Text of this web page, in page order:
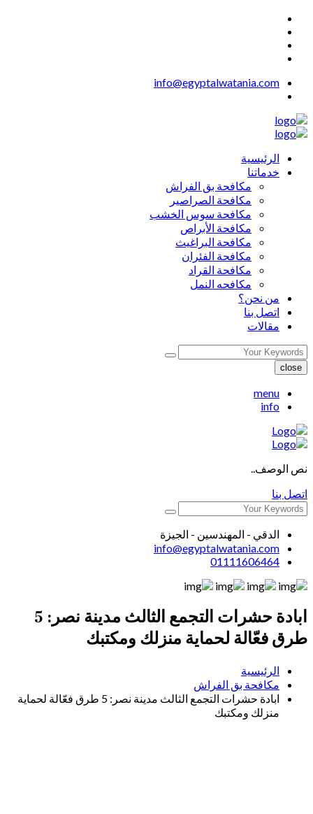
info@egyptalwatania.com
الرئيسية
خدماتنا
مكافحة بق الفراش
مكافحة الصراصير
مكافحة سوس الخشب
مكافحة الأبراص
مكافحة البراغيث
مكافحة الفئران
مكافحة القراد
مكافحه النمل
من نحن؟
اتصل بنا
مقالات
close
menu
info
نص الوصف..
اتصل بنا
الدقي - المهندسين - الجيزة
info@egyptalwatania.com
01111606464
ابادة حشرات التجمع الثالث مدينة نصر: 5
طرق فعّالة لحماية منزلك ومكتبك
الرئيسية
مكافحة بق الفراش
ابادة حشرات التجمع الثالث مدينة نصر: 5 طرق فعّالة لحماية
منزلك ومكتبك